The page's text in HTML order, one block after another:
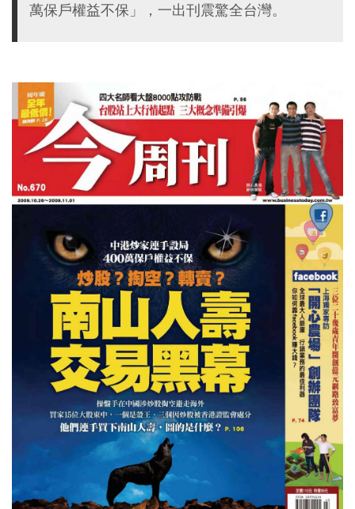
萬保戶權益不保」，一出刊震驚全台灣。